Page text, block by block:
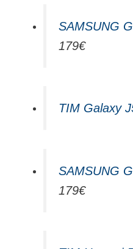
SAMSUNG
179€
TIM Galaxy
SAMSUNG
179€